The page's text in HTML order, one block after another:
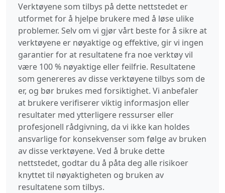
Verktøyene som tilbys på dette nettstedet er
utformet for å hjelpe brukere med å løse ulike
problemer. Selv om vi gjør vårt beste for å sikre at
verktøyene er nøyaktige og effektive, gir vi ingen
garantier for at resultatene fra noe verktøy vil
være 100 % nøyaktige eller feilfrie. Resultatene
som genereres av disse verktøyene tilbys som de
er, og bør brukes med forsiktighet. Vi anbefaler
at brukere verifiserer viktig informasjon eller
resultater med ytterligere ressurser eller
profesjonell rådgivning, da vi ikke kan holdes
ansvarlige for konsekvenser som følge av bruken
av disse verktøyene. Ved å bruke dette
nettstedet, godtar du å påta deg alle risikoer
knyttet til nøyaktigheten og bruken av
resultatene som tilbys.